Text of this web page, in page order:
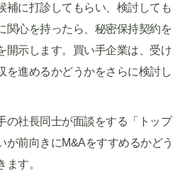
補に打診してもらい、検討しても
関心を持ったら、秘密保持契約を
開示します。買い手企業は、受け
を進めるかどうかをさらに検討し
の社長同士が面談をする「トップ
が前向きにM&Aをすすめるかどう
す。